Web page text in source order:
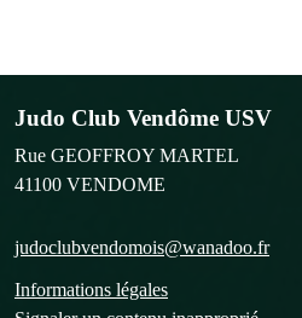
Judo Club Vendôme USV
Rue GEOFFROY MARTEL
41100 VENDOME
judoclubvendomois@wanadoo.fr
Informations légales